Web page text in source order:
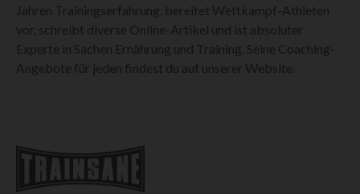
Jahren Trainingserfahrung, bereitet Wettkampf-Athleten
vor, schreibt diverse Online-Artikel und ist absoluter
Experte in Sachen Ernährung und Training. Seine Coaching-
Angebote für jeden findest du auf unserer Website.